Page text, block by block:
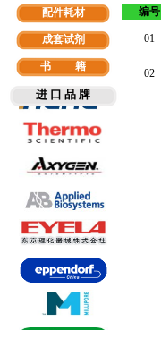
配件耗材
成套试剂
书 籍
进 口 品 牌
编号
01
02